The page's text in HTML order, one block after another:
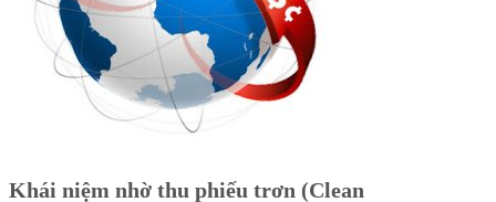
Khái niệm nhờ thu phiếu trơn (Clean